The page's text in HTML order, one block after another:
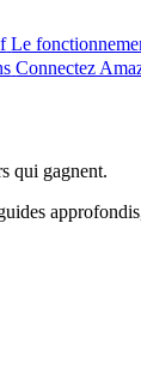
Le
Connectez
qui gagnent.